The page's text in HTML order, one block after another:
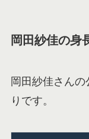
岡田紗佳の身
岡田紗佳さん
りです。